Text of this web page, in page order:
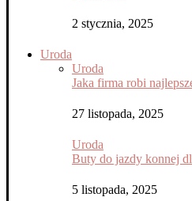
2 stycznia, 2025
Uroda
Uroda
Jaka firma robi
27 listopada, 2025
Uroda
Buty do jazdy konnej
5 listopada, 2025